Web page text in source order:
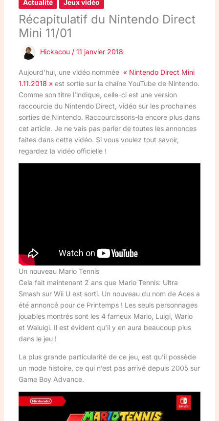
Actualité Jeux vidéo
Récapitulatif du Nintendo Direct
Mini 11/01
Hickacou / 11 janvier 2018
Aujourd’hui, une vidéo nommée « Nintendo Direct Mini
1.11.2018 »est sortie sur la chaîne YouTube de Nintendo.
Comme son titre l’indique, celle-ci est une version
raccourcie du Nintendo Direct, vidéo sur les prochaines
sorties de Nintendo. Raccourcissons-la encore plus dans
cet article. Je ne vais pas parler de toutes les annonces
faites dans cette vidéo. Si vous voulez tout savoir,
regardez la vidéo officielle !
Un nouveau Mario Tennis
Cela fait maintenant 2 ans que Mario Tennis: Ultra
Smash sur Wii U est sorti. Un nouveau du nom de Aces a
été annoncé pour ce Printemps ! Les seuls personnages
jouables montrés sont les 4 fameux Mario, Luigi, Wario
et Waluigi. Il est évident qu’il y en aura beaucoup plus
dans le jeu !
La plus grande particularité de ce jeu, est qu’il possède
un mode histoire, ce qui n’est pas arrivé depuis 2005 sur
Game Boy Advance.